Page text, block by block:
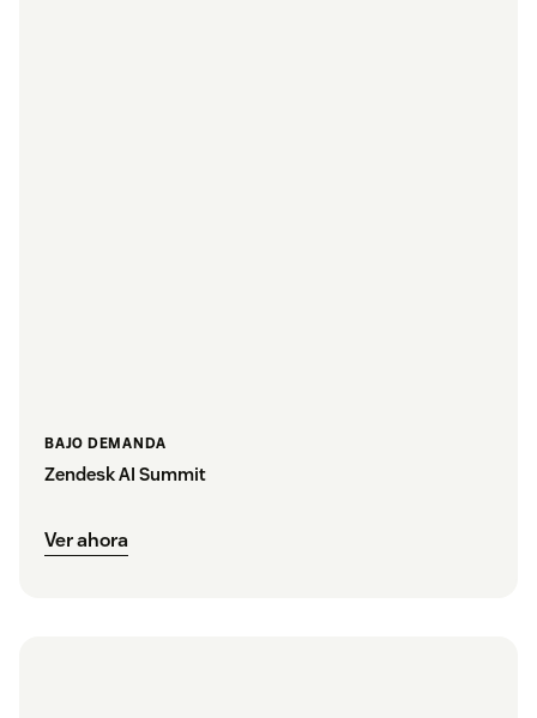
BAJO DEMANDA
Zendesk AI Summit
Ver ahora